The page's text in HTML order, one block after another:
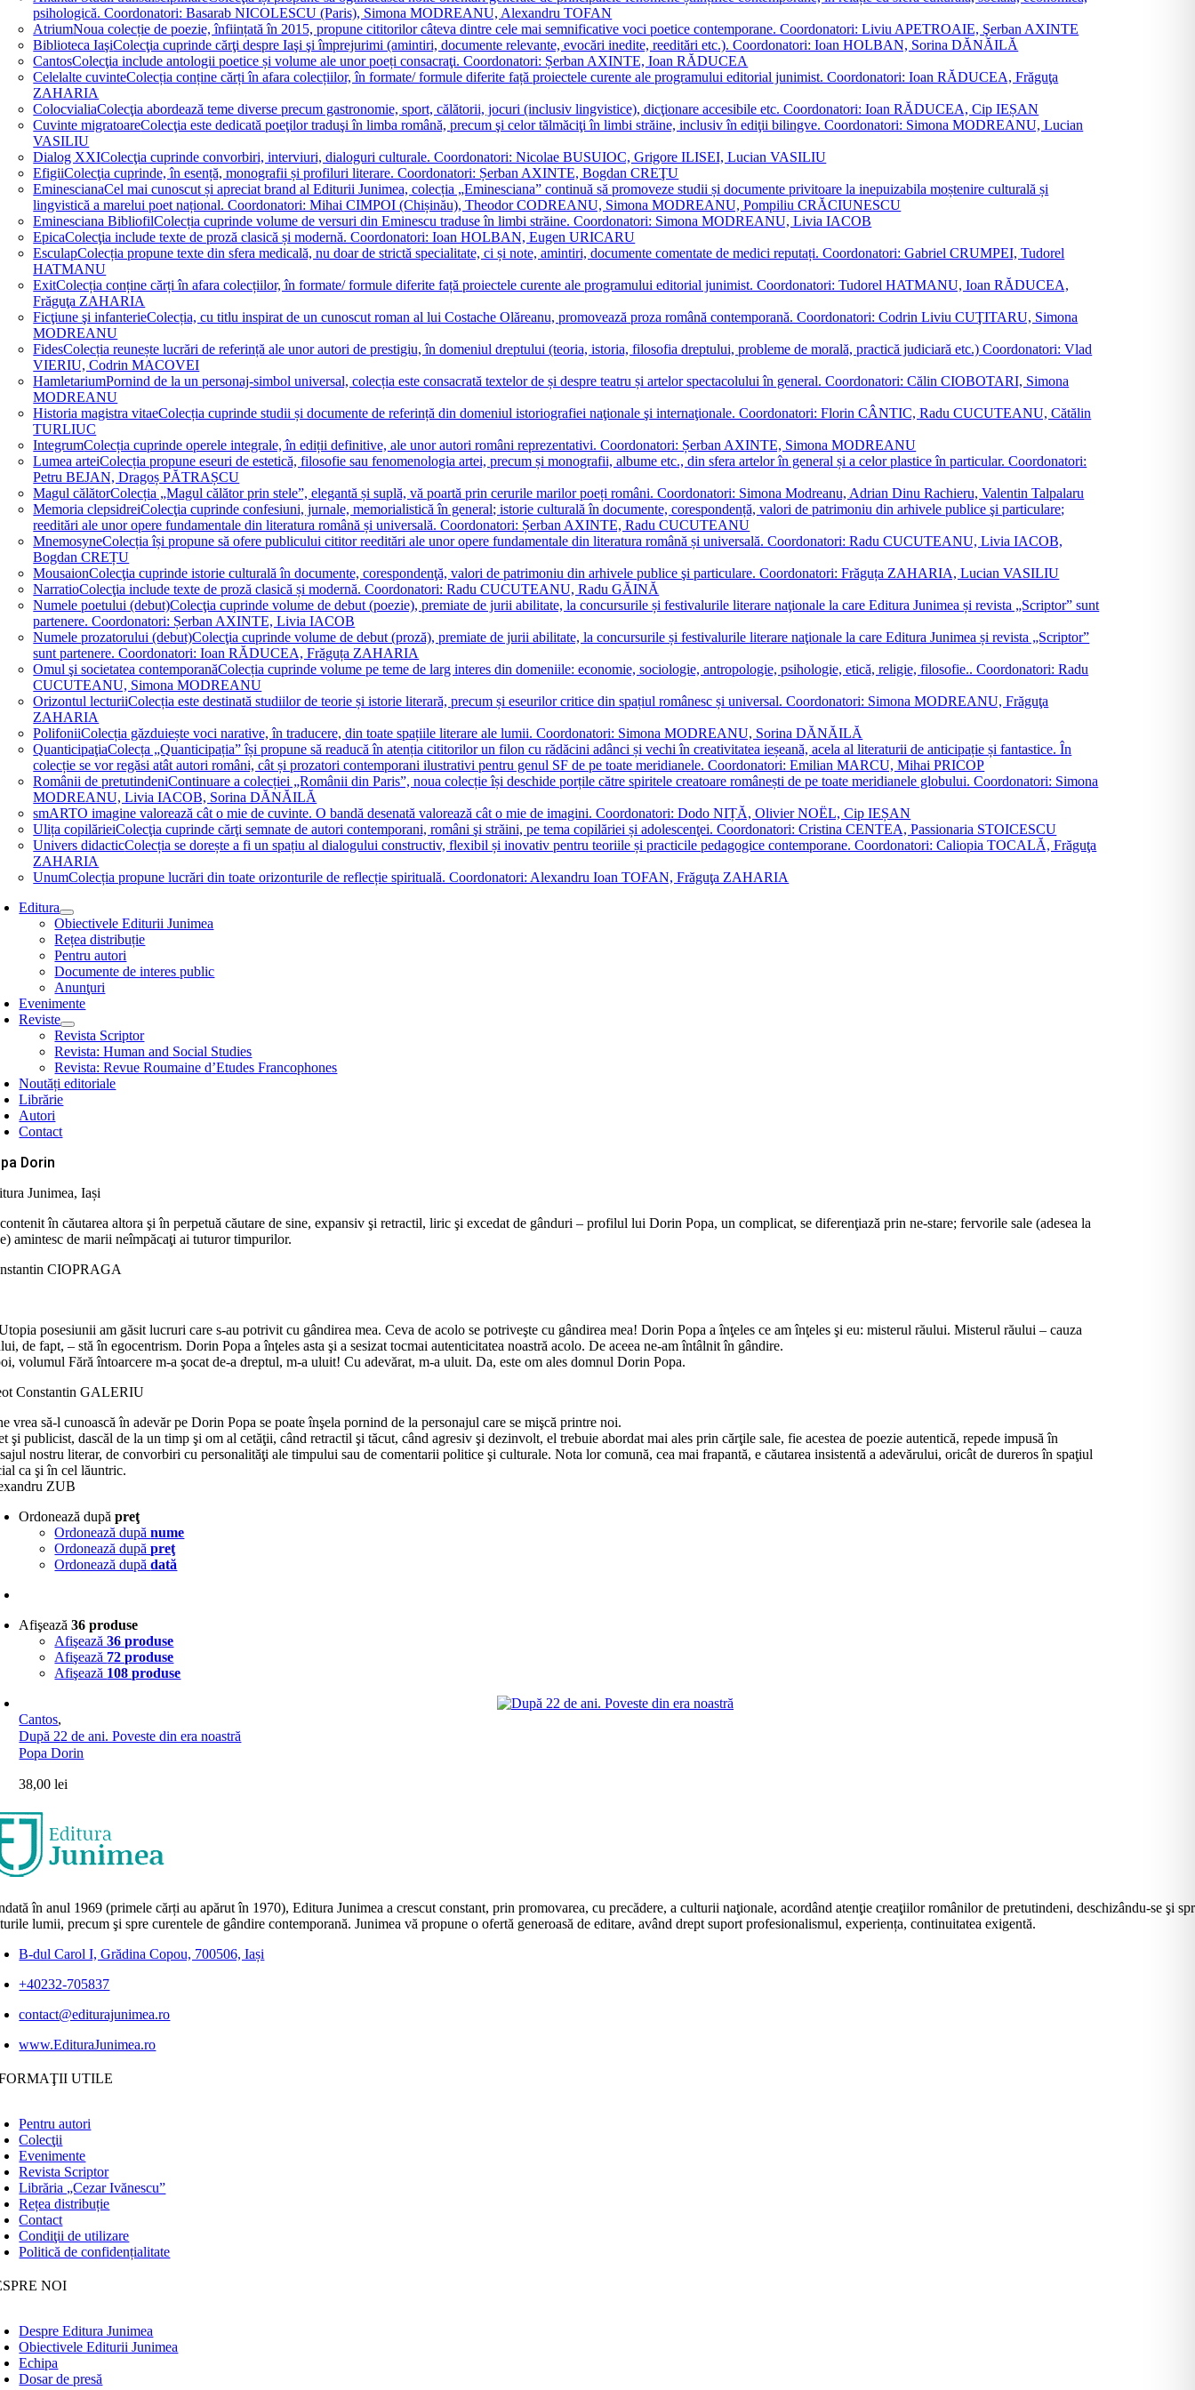
psihologică. Coordonatori: Basarab NICOLESCU (Paris), Simona MODREANU, Alexandru TOFAN
AtriumNoua colecție de poezie, înființată în 2015, propune cititorilor câteva dintre cele mai semnificative voci poetice contemporane. Coordonatori: Liviu APETROAIE, Şerban AXINTE
Biblioteca IaşiColecţia cuprinde cărţi despre Iaşi şi împrejurimi (amintiri, documente relevante, evocări inedite, reeditări etc.). Coordonatori: Ioan HOLBAN, Sorina DĂNĂILĂ
CantosColecţia include antologii poetice și volume ale unor poeți consacraţi. Coordonatori: Șerban AXINTE, Ioan RĂDUCEA
Celelalte cuvinteColecția conține cărți în afara colecțiilor, în formate/ formule diferite față proiectele curente ale programului editorial junimist. Coordonatori: Ioan RĂDUCEA, Frăguţa
ZAHARIA
ColocvialiaColecţia abordează teme diverse precum gastronomie, sport, călătorii, jocuri (inclusiv lingvistice), dicţionare accesibile etc. Coordonatori: Ioan RĂDUCEA, Cip IEȘAN
Cuvinte migratoareColecţia este dedicată poeţilor traduşi în limba română, precum şi celor tălmăciţi în limbi străine, inclusiv în ediţii bilingve. Coordonatori: Simona MODREANU, Lucian
VASILIU
Dialog XXIColecţia cuprinde convorbiri, interviuri, dialoguri culturale. Coordonatori: Nicolae BUSUIOC, Grigore ILISEI, Lucian VASILIU
EfigiiColecţia cuprinde, în esență, monografii și profiluri literare. Coordonatori: Șerban AXINTE, Bogdan CREŢU
EminescianaCel mai cunoscut și apreciat brand al Editurii Junimea, colecția „Eminesciana” continuă să promoveze studii și documente privitoare la inepuizabila moștenire culturală și
lingvistică a marelui poet național. Coordonatori: Mihai CIMPOI (Chișinău), Theodor CODREANU, Simona MODREANU, Pompiliu CRĂCIUNESCU
Eminesciana BibliofilColecția cuprinde volume de versuri din Eminescu traduse în limbi străine. Coordonatori: Simona MODREANU, Livia IACOB
EpicaColecţia include texte de proză clasică și modernă. Coordonatori: Ioan HOLBAN, Eugen URICARU
EsculapColecția propune texte din sfera medicală, nu doar de strictă specialitate, ci și note, amintiri, documente comentate de medici reputați. Coordonatori: Gabriel CRUMPEI, Tudorel
HATMANU
ExitColecția conține cărți în afara colecțiilor, în formate/ formule diferite față proiectele curente ale programului editorial junimist. Coordonatori: Tudorel HATMANU, Ioan RĂDUCEA,
Frăguţa ZAHARIA
Ficţiune şi infanterieColecția, cu titlu inspirat de un cunoscut roman al lui Costache Olăreanu, promovează proza română contemporană. Coordonatori: Codrin Liviu CUŢITARU, Simona
MODREANU
FidesColecția reunește lucrări de referință ale unor autori de prestigiu, în domeniul dreptului (teoria, istoria, filosofia dreptului, probleme de morală, practică judiciară etc.) Coordonatori: Vlad
VIERIU, Codrin MACOVEI
HamletariumPornind de la un personaj-simbol universal, colecția este consacrată textelor de și despre teatru și artelor spectacolului în general. Coordonatori: Călin CIOBOTARI, Simona
MODREANU
Historia magistra vitaeColecția cuprinde studii și documente de referință din domeniul istoriografiei naţionale şi internaţionale. Coordonatori: Florin CÂNTIC, Radu CUCUTEANU, Cătălin
TURLIUC
IntegrumColecția cuprinde operele integrale, în ediții definitive, ale unor autori români reprezentativi. Coordonatori: Șerban AXINTE, Simona MODREANU
Lumea arteiColecția propune eseuri de estetică, filosofie sau fenomenologia artei, precum și monografii, albume etc., din sfera artelor în general și a celor plastice în particular. Coordonatori:
Petru BEJAN, Dragoș PĂTRAȘCU
Magul călătorColecția „Magul călător prin stele”, elegantă și suplă, vă poartă prin cerurile marilor poeți români. Coordonatori: Simona Modreanu, Adrian Dinu Rachieru, Valentin Talpalaru
Memoria clepsidreiColecţia cuprinde confesiuni, jurnale, memorialistică în general; istorie culturală în documente, corespondență, valori de patrimoniu din arhivele publice şi particulare;
reeditări ale unor opere fundamentale din literatura română și universală. Coordonatori: Șerban AXINTE, Radu CUCUTEANU
MnemosyneColecția își propune să ofere publicului cititor reeditări ale unor opere fundamentale din literatura română și universală. Coordonatori: Radu CUCUTEANU, Livia IACOB,
Bogdan CREȚU
MousaionColecţia cuprinde istorie culturală în documente, corespondenţă, valori de patrimoniu din arhivele publice şi particulare. Coordonatori: Frăguța ZAHARIA, Lucian VASILIU
NarratioColecţia include texte de proză clasică și modernă. Coordonatori: Radu CUCUTEANU, Radu GĂINĂ
Numele poetului (debut)Colecţia cuprinde volume de debut (poezie), premiate de jurii abilitate, la concursurile și festivalurile literare naţionale la care Editura Junimea și revista „Scriptor” sunt
partenere. Coordonatori: Șerban AXINTE, Livia IACOB
Numele prozatorului (debut)Colecţia cuprinde volume de debut (proză), premiate de jurii abilitate, la concursurile și festivalurile literare naţionale la care Editura Junimea și revista „Scriptor”
sunt partenere. Coordonatori: Ioan RĂDUCEA, Frăguța ZAHARIA
Omul şi societatea contemporanăColecția cuprinde volume pe teme de larg interes din domeniile: economie, sociologie, antropologie, psihologie, etică, religie, filosofie.. Coordonatori: Radu
CUCUTEANU, Simona MODREANU
Orizontul lecturiiColecția este destinată studiilor de teorie și istorie literară, precum și eseurilor critice din spațiul românesc și universal. Coordonatori: Simona MODREANU, Frăguţa
ZAHARIA
PolifoniiColecția găzduiește voci narative, în traducere, din toate spațiile literare ale lumii. Coordonatori: Simona MODREANU, Sorina DĂNĂILĂ
QuanticipaţiaColecța „Quanticipația” își propune să readucă în atenția cititorilor un filon cu rădăcini adânci și vechi în creativitatea ieșeană, acela al literaturii de anticipație și fantastice. În
colecție se vor regăsi atât autori români, cât și prozatori contemporani ilustrativi pentru genul SF de pe toate meridianele. Coordonatori: Emilian MARCU, Mihai PRICOP
Românii de pretutindeniContinuare a colecției „Românii din Paris”, noua colecție își deschide porțile către spiritele creatoare românești de pe toate meridianele globului. Coordonatori: Simona
MODREANU, Livia IACOB, Sorina DĂNĂILĂ
smARTO imagine valorează cât o mie de cuvinte. O bandă desenată valorează cât o mie de imagini. Coordonatori: Dodo NIȚĂ, Olivier NOËL, Cip IEȘAN
Ulița copilărieiColecţia cuprinde cărţi semnate de autori contemporani, români şi străini, pe tema copilăriei și adolescenţei. Coordonatori: Cristina CENTEA, Passionaria STOICESCU
Univers didacticColecția se dorește a fi un spațiu al dialogului constructiv, flexibil și inovativ pentru teoriile și practicile pedagogice contemporane. Coordonatori: Caliopia TOCALĂ, Frăguţa
ZAHARIA
UnumColecția propune lucrări din toate orizonturile de reflecție spirituală. Coordonatori: Alexandru Ioan TOFAN, Frăguţa ZAHARIA
Editura
Obiectivele Editurii Junimea
Rețea distribuție
Pentru autori
Documente de interes public
Anunţuri
Evenimente
Reviste
Revista Scriptor
Revista: Human and Social Studies
Revista: Revue Roumaine d’Etudes Francophones
Noutăți editoriale
Librărie
Autori
Contact
Dorin
Junimea, Iași
în căutarea altora şi în perpetuă căutare de sine, expansiv şi retractil, liric şi excedat de gânduri – profilul lui Dorin Popa, un complicat, se diferenţiază prin ne-stare; fervorile sale (adesea la
amintesc de marii neîmpăcaţi ai tuturor timpurilor.
CIOPRAGA
posesiunii am găsit lucruri care s-au potrivit cu gândirea mea. Ceva de acolo se potriveşte cu gândirea mea! Dorin Popa a înţeles ce am înţeles şi eu: misterul răului. Misterul răului – cauza
de fapt, – stă în egocentrism. Dorin Popa a înţeles asta şi a sesizat tocmai autenticitatea noastră acolo. De aceea ne-am întâlnit în gândire.
volumul Fără întoarcere m-a şocat de-a dreptul, m-a uluit! Cu adevărat, m-a uluit. Da, este om ales domnul Dorin Popa.
Constantin GALERIU
vrea să-l cunoască în adevăr pe Dorin Popa se poate înşela pornind de la personajul care se mişcă printre noi.
şi publicist, dascăl de la un timp şi om al cetăţii, când retractil şi tăcut, când agresiv şi dezinvolt, el trebuie abordat mai ales prin cărţile sale, fie acestea de poezie autentică, repede impusă în
nostru literar, de convorbiri cu personalităţi ale timpului sau de comentarii politice şi culturale. Nota lor comună, cea mai frapantă, e căutarea insistentă a adevărului, oricât de dureros în spaţiul
ca şi în cel lăuntric.
ZUB
Ordonează dupăpreţ
Ordonează dupănume
Ordonează dupăpreţ
Ordonează dupădată
Afişează36 produse
Afişează36 produse
Afişează 72 produse
Afişează 108 produse
Cantos,
După 22 de ani. Poveste din era noastră
Popa Dorin
38,00lei
în anul 1969 (primele cărți au apărut în 1970), Editura Junimea a crescut constant, prin promovarea, cu precădere, a culturii naţionale, acordând atenţie creaţiilor românilor de pretutindeni, deschizându-se şi
lumii, precum şi spre curentele de gândire contemporană. Junimea vă propune o ofertă generoasă de editare, având drept suport profesionalismul, experiența, continuitatea exigentă.
B-dul Carol I, Grădina Copou, 700506, Iași
+40232-705837
contact@editurajunimea.ro
www.EdituraJunimea.ro
UTILE
Pentru autori
Colecţii
Evenimente
Revista Scriptor
Librăria „Cezar Ivănescu”
Rețea distribuție
Contact
Condiţii de utilizare
Politică de confidențialitate
NOI
Despre Editura Junimea
Obiectivele Editurii Junimea
Echipa
Dosar de presă